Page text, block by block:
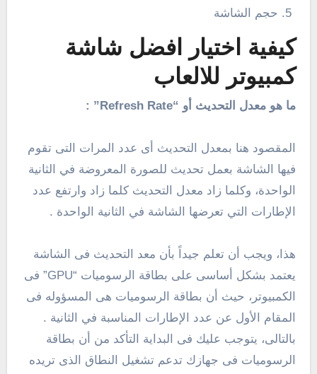
حجم الشاشة
كيفية اختيار افضل شاشة
كمبيوتر للالعاب
ما هو معدل التحديث أو “Refresh Rate” :
المقصود هنا بمعدل التحديث أى عدد المرات التى تقوم
فيها الشاشة بعمل تحديث للصورة المعروضة في الثانية
الواحدة، وكلما زاد معدل التحديث كلما زاد وارتفع عدد
الإطارات التي تعرضها الشاشة في الثانية الواحدة .
هذا، ويجب أن تعلم جيداً بأن معد التحديث فى الشاشة
يعتمد بشكل أساسى على بطاقة الرسوميات “GPU” فى
الكمبيوتر، حيث أن بطاقة الرسوميات هى المسؤوله فى
المقام الأول عن عدد الإطارات المناسبة في الثانية .
بالتالى، يتوجب عليك فى البداية التأكد من أن بطاقة
الرسوميات فى جهازك تدعم تشغيل النطاق الذى تريده